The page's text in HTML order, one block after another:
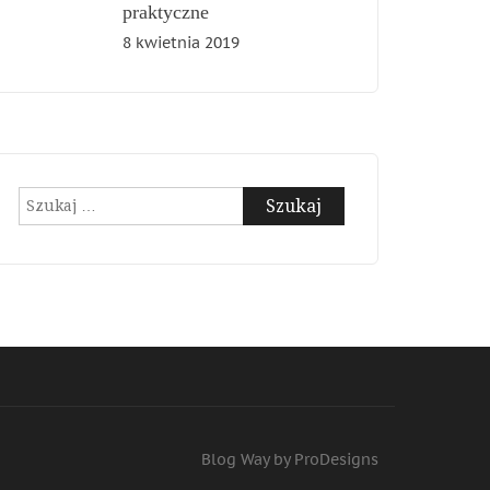
praktyczne
8 kwietnia 2019
Szukaj:
Blog Way by ProDesigns